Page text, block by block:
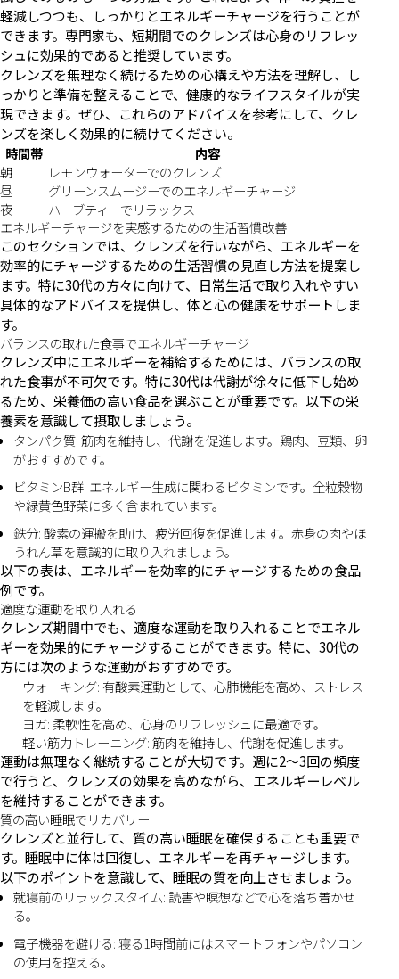
軽減しつつも、しっかりとエネルギーチャージを行うことが
できます。専門家も、短期間でのクレンズは心身のリフレッ
シュに効果的であると推奨しています。
クレンズを無理なく続けるための心構えや方法を理解し、し
っかりと準備を整えることで、健康的なライフスタイルが実
現できます。ぜひ、これらのアドバイスを参考にして、クレ
ンズを楽しく効果的に続けてください。
時間帯
内容
朝
レモンウォーターでのクレンズ
昼
グリーンスムージーでのエネルギーチャージ
夜
ハーブティーでリラックス
エネルギーチャージを実感するための生活習慣改善
このセクションでは、クレンズを行いながら、エネルギーを
効率的にチャージするための生活習慣の見直し方法を提案し
ます。特に30代の方々に向けて、日常生活で取り入れやすい
具体的なアドバイスを提供し、体と心の健康をサポートしま
す。
バランスの取れた食事でエネルギーチャージ
クレンズ中にエネルギーを補給するためには、バランスの取
れた食事が不可欠です。特に30代は代謝が徐々に低下し始め
るため、栄養価の高い食品を選ぶことが重要です。以下の栄
養素を意識して摂取しましょう。
タンパク質: 筋肉を維持し、代謝を促進します。鶏肉、豆類、卵
がおすすめです。
ビタミンB群: エネルギー生成に関わるビタミンです。全粒穀物
や緑黄色野菜に多く含まれています。
鉄分: 酸素の運搬を助け、疲労回復を促進します。赤身の肉やほ
うれん草を意識的に取り入れましょう。
以下の表は、エネルギーを効率的にチャージするための食品
例です。
適度な運動を取り入れる
クレンズ期間中でも、適度な運動を取り入れることでエネル
ギーを効果的にチャージすることができます。特に、30代の
方には次のような運動がおすすめです。
ウォーキング: 有酸素運動として、心肺機能を高め、ストレス
を軽減します。
ヨガ: 柔軟性を高め、心身のリフレッシュに最適です。
軽い筋力トレーニング: 筋肉を維持し、代謝を促進します。
運動は無理なく継続することが大切です。週に2〜3回の頻度
で行うと、クレンズの効果を高めながら、エネルギーレベル
を維持することができます。
質の高い睡眠でリカバリー
クレンズと並行して、質の高い睡眠を確保することも重要で
す。睡眠中に体は回復し、エネルギーを再チャージします。
以下のポイントを意識して、睡眠の質を向上させましょう。
就寝前のリラックスタイム: 読書や瞑想などで心を落ち着かせ
る。
電子機器を避ける: 寝る1時間前にはスマートフォンやパソコン
の使用を控える。